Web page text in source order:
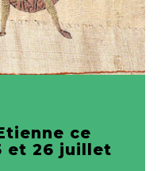
ce
et 26 juillet